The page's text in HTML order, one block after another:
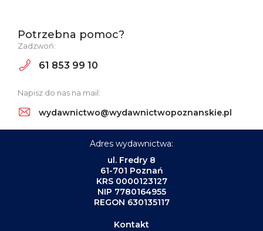
Potrzebna pomoc?
Zadzwoń:
61 853 99 10
Napisz do nas na mail:
wydawnictwo@wydawnictwopoznanskie.pl
Adres wydawnictwa:
ul. Fredry 8
61-701 Poznań
KRS 0000123127
NIP 7780164955
REGON 630135117
Kontakt